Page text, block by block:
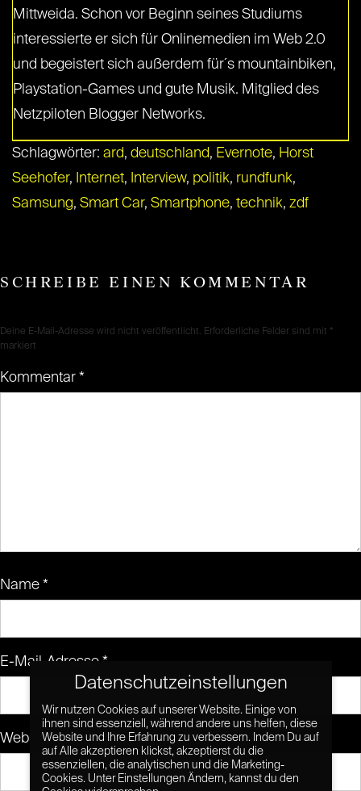
Mittweida. Schon vor Beginn seines Studiums
interessierte er sich für Onlinemedien im Web 2.0
und begeistert sich außerdem für´s mountainbiken,
Playstation-Games und gute Musik. Mitglied des
Netzpiloten Blogger Networks.
Schlagwörter: ard, deutschland, Evernote, Horst
Seehofer, Internet, Interview, politik, rundfunk,
Samsung, Smart Car, Smartphone, technik, zdf
SCHREIBE EINEN KOMMENTAR
Deine E-Mail-Adresse wird nicht veröffentlicht. Erforderliche Felder sind mit *
markiert
Kommentar *
Name *
E-Mail-Adresse *
Website
Datenschutzeinstellungen
Wir nutzen Cookies auf unserer Website. Einige von
ihnen sind essenziell, während andere uns helfen, diese
Website und Ihre Erfahrung zu verbessern. Indem Du auf
auf Alle akzeptieren klickst, akzeptierst du die
essenziellen, die analytischen und die Marketing-
Cookies. Unter Einstellungen Ändern, kannst du den